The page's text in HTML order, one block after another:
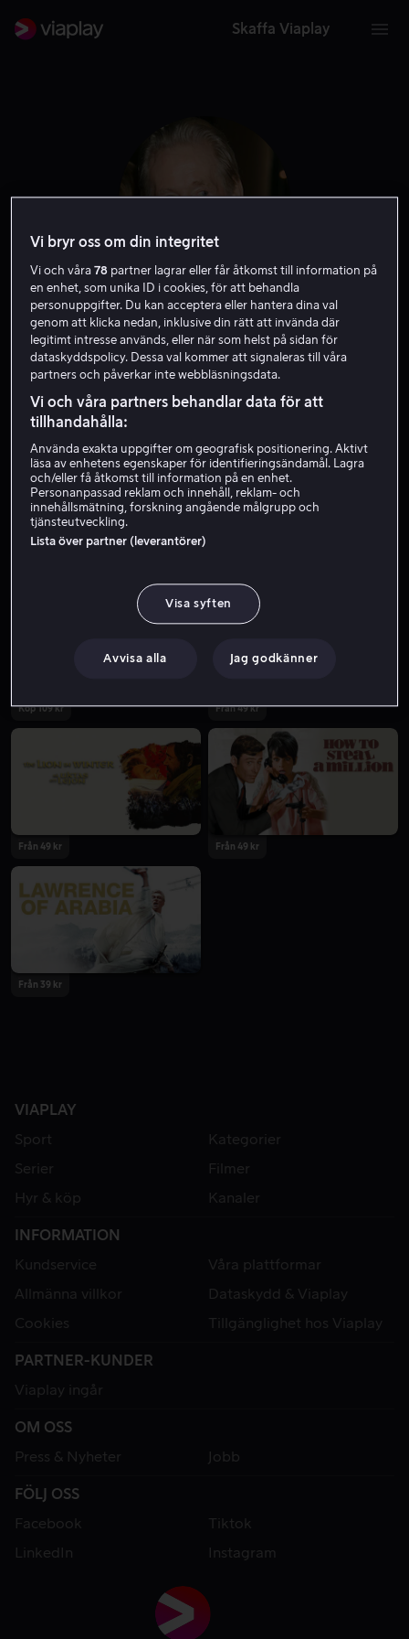
Skaffa Viaplay
Peter O'Toole
Röst Skådespelare
Köp 109 kr Från 49 kr
Från 49 kr Från 49 kr
Från 39 kr
VIAPLAY
Sport
Kategorier
Serier
Filmer
Hyr & köp
Kanaler
INFORMATION
Kundservice
Våra plattformar
Allmänna villkor
Dataskydd & Viaplay
Cookies
Tillgänglighet hos Viaplay
PARTNER-KUNDER
Viaplay ingår
OM OSS
Press & Nyheter
Jobb
FÖLJ OSS
Facebook
Tiktok
LinkedIn
Instagram
Vi bryr oss om din integritet
Vi och våra78 partner lagrar eller får åtkomst till information på
en enhet, som unika ID i cookies, för att behandla
personuppgifter. Du kan acceptera eller hantera dina val
genom att klicka nedan, inklusive din rätt att invända där
legitimt intresse används, eller när som helst på sidan för
dataskyddspolicy. Dessa val kommer att signaleras till våra
partners och påverkar inte webbläsningsdata.
Vi och våra partners behandlar data för att
tillhandahålla:
Använda exakta uppgifter om geografisk positionering. Aktivt
läsa av enhetens egenskaper för identifieringsändamål. Lagra
och/eller få åtkomst till information på en enhet.
Personanpassad reklam och innehåll, reklam- och
innehållsmätning, forskning angående målgrupp och
tjänsteutveckling.
Lista över partner (leverantörer)
Visa syften
Avvisa alla Jag godkänner